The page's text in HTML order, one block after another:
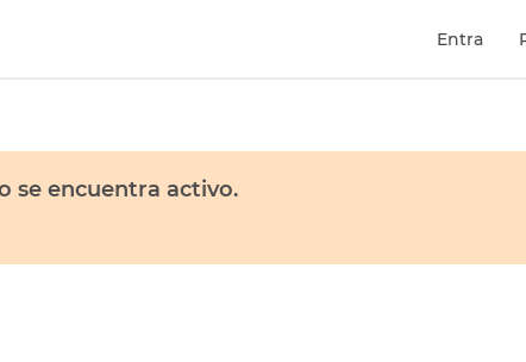
Entra
se encuentra activo.